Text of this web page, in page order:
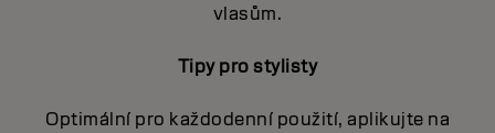
vlasům.
Tipy pro stylisty
Optimální pro každodenní použití, aplikujte na